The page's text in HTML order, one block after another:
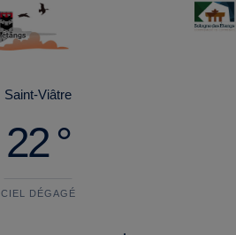
Saint-Viâtre
22 °
CIEL DÉGAGÉ